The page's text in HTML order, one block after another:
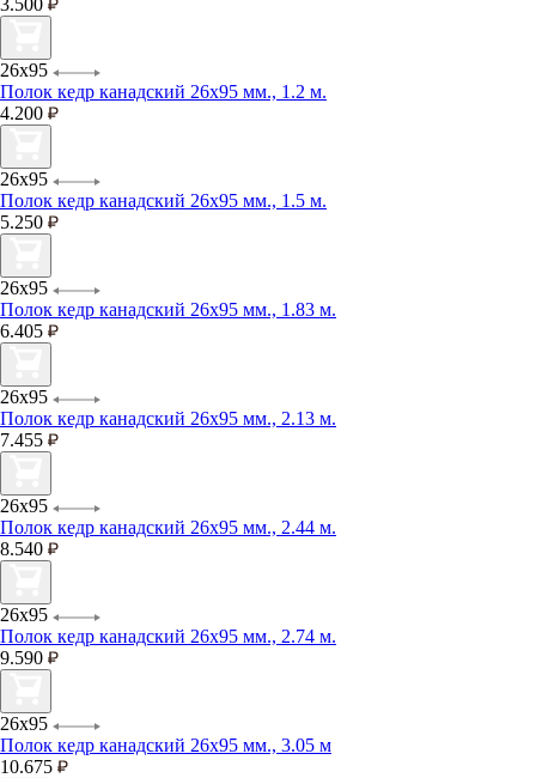
26х95
Полок кедр канадский 26х95 мм., 1.2 м.
4.200
26х95
Полок кедр канадский 26х95 мм., 1.5 м.
5.250
26х95
Полок кедр канадский 26х95 мм., 1.83 м.
6.405
26х95
Полок кедр канадский 26х95 мм., 2.13 м.
7.455
26х95
Полок кедр канадский 26х95 мм., 2.44 м.
8.540
26х95
Полок кедр канадский 26х95 мм., 2.74 м.
9.590
26х95
Полок кедр канадский 26х95 мм., 3.05 м
10.675